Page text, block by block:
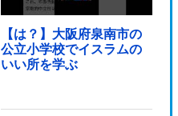
【は？】大阪府泉南市の
公立小学校でイスラムの
いい所を学ぶ